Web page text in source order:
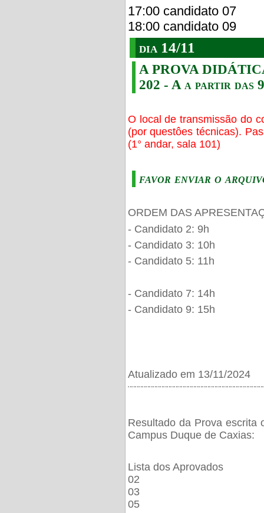
17:00 candidato 07
18:00 candidato 09
dia 14/11
A PROVA
202 - A a partir das
O local de transmissão do
(por questôes técnicas).
(1° andar, sala 101)
favor enviar o
ORDEM DAS
- Candidato 2: 9h
- Candidato 3: 10h
- Candidato 5: 11h
- Candidato 7: 14h
- Candidato 9: 15h
Atualizado em 13/11/2024
Resultado da Prova escrita
Campus Duque de Caxias:
Lista dos Aprovados
02
03
05